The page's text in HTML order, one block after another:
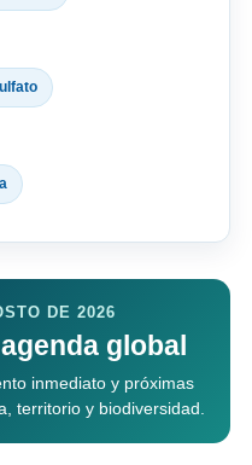
DE 2026
global
inmediato y próximas
territorio y biodiversidad.